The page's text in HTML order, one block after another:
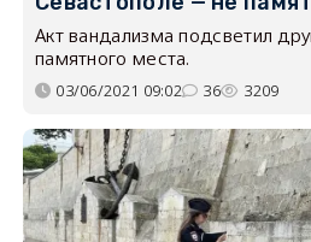
Акт вандализма подсветил
памятного места.
03/06/2021 09:02 36 3209